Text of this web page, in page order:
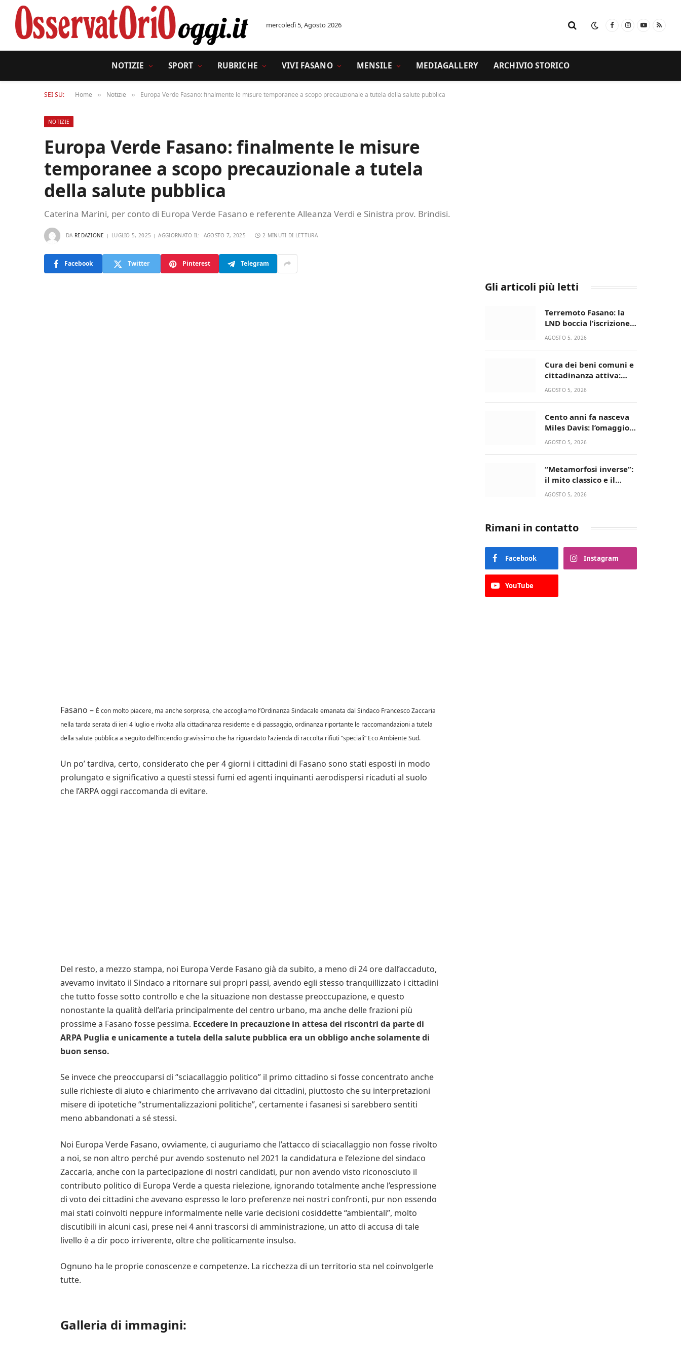
mercoledì 5, Agosto 2026 FacebookInstagram
YouTube
RSS
NOTIZIE SPORT RUBRICHE VIVI FASANO MENSILE MEDIAGALLERY ARCHIVIO STORICO
SEI SU: Home » Notizie » Europa Verde Fasano: finalmente le misure temporanee a scopo precauzionale a tutela della salute pubblica
NOTIZIE
Europa Verde Fasano: finalmente le misure
temporanee a scopo precauzionale a tutela
della salute pubblica
Caterina Marini, per conto di Europa Verde Fasano e referente Alleanza Verdi e Sinistra prov. Brindisi.
DA REDAZIONE LUGLIO 5, 2025 AGGIORNATO IL: AGOSTO 7, 2025 2 MINUTI DI LETTURA
Facebook Twitter Pinterest Telegram
Fasano – È con molto piacere, ma anche sorpresa, che accogliamo l’Ordinanza Sindacale emanata dal Sindaco Francesco Zaccaria
nella tarda serata di ieri 4 luglio e rivolta alla cittadinanza residente e di passaggio, ordinanza riportante le raccomandazioni a tutela
della salute pubblica a seguito dell’incendio gravissimo che ha riguardato l’azienda di raccolta rifiuti “speciali” Eco Ambiente Sud.
Un po’ tardiva, certo, considerato che per 4 giorni i cittadini di Fasano sono stati esposti in modo
prolungato e significativo a questi stessi fumi ed agenti inquinanti aerodispersi ricaduti al suolo
che l’ARPA oggi raccomanda di evitare.
Del resto, a mezzo stampa, noi Europa Verde Fasano già da subito, a meno di 24 ore dall’accaduto,
avevamo invitato il Sindaco a ritornare sui propri passi, avendo egli stesso tranquillizzato i cittadini
che tutto fosse sotto controllo e che la situazione non destasse preoccupazione, e questo
nonostante la qualità dell’aria principalmente del centro urbano, ma anche delle frazioni più
prossime a Fasano fosse pessima. Eccedere in precauzione in attesa dei riscontri da parte di
ARPA Puglia e unicamente a tutela della salute pubblica era un obbligo anche solamente di
buon senso.
Se invece che preoccuparsi di “sciacallaggio politico” il primo cittadino si fosse concentrato anche
sulle richieste di aiuto e chiarimento che arrivavano dai cittadini, piuttosto che su interpretazioni
misere di ipotetiche “strumentalizzazioni politiche”, certamente i fasanesi si sarebbero sentiti
meno abbandonati a sé stessi.
Noi Europa Verde Fasano, ovviamente, ci auguriamo che l’attacco di sciacallaggio non fosse rivolto
a noi, se non altro perché pur avendo sostenuto nel 2021 la candidatura e l’elezione del sindaco
Zaccaria, anche con la partecipazione di nostri candidati, pur non avendo visto riconosciuto il
contributo politico di Europa Verde a questa rielezione, ignorando totalmente anche l’espressione
di voto dei cittadini che avevano espresso le loro preferenze nei nostri confronti, pur non essendo
mai stati coinvolti neppure informalmente nelle varie decisioni cosiddette “ambientali”, molto
discutibili in alcuni casi, prese nei 4 anni trascorsi di amministrazione, un atto di accusa di tale
livello è a dir poco irriverente, oltre che politicamente insulso.
Ognuno ha le proprie conoscenze e competenze. La ricchezza di un territorio sta nel coinvolgerle
tutte.
Galleria di immagini:
Gli articoli più letti
Terremoto Fasano: la
LND boccia l’iscrizione,
biancazzurri fuori dalla
AGOSTO 5, 2026
Cura dei beni comuni e
cittadinanza attiva:
online l’avviso per la
AGOSTO 5, 2026
Cento anni fa nasceva
Miles Davis: l’omaggio
di Bari in Jazz al
AGOSTO 5, 2026
“Metamorfosi inverse”:
il mito classico e il
riscatto femminile
AGOSTO 5, 2026
Rimani in contatto
Facebook Instagram
YouTube